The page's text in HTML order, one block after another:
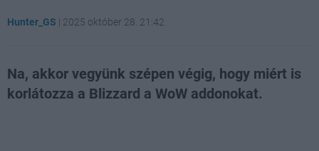
Hunter_GS | 2025 október 28. 21:42
Na, akkor vegyünk szépen végig, hogy miért is
korlátozza a Blizzard a WoW addonokat.